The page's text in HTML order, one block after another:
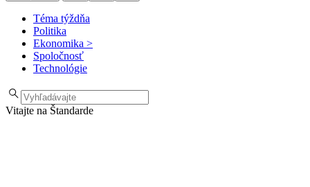
Téma týždňa
Politika
Ekonomika >
Spoločnosť
Technológie
Vitajte na Štandarde